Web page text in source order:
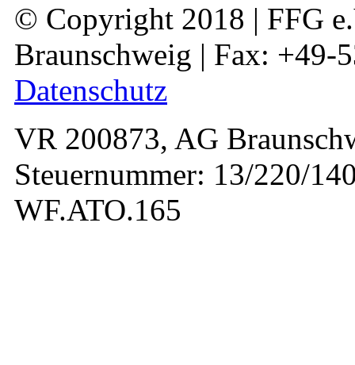
© Copyright 2018 | FFG
Braunschweig | Fax: +49-
Datenschutz
VR 200873, AG
Steuernummer: 13/220/
WF.ATO.165